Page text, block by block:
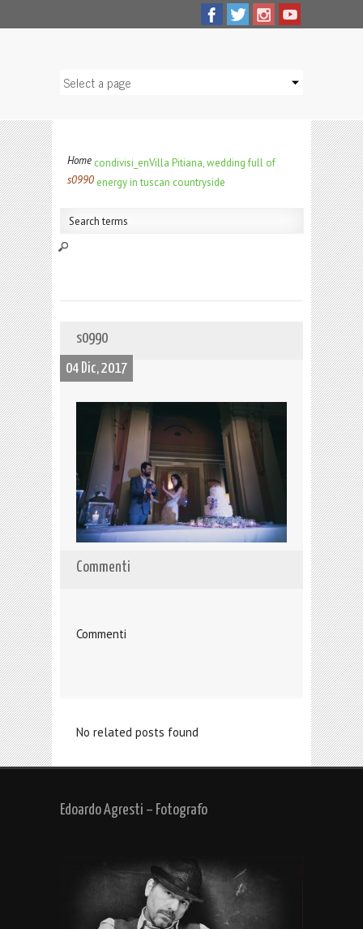
Home condivisi_enVilla Pitiana, wedding full of
energy in tuscan countryside
s0990
s0990
04 Dic, 2017
Commenti
Commenti
No related posts found
Edoardo Agresti – Fotografo